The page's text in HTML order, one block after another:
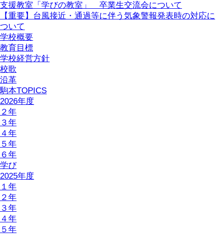
支援教室「学びの教室」 卒業生交流会について
【重要】台風接近・通過等に伴う気象警報発表時の対応に
ついて
学校概要
教育目標
学校経営方針
校歌
沿革
駒本TOPICS
2026年度
２年
３年
４年
５年
６年
学び
2025年度
１年
２年
３年
４年
５年